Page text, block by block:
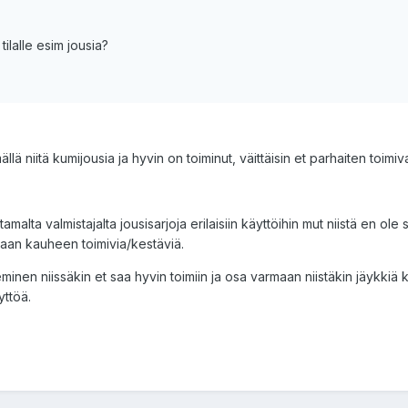
esim jousia?
niitä kumijousia ja hyvin on toiminut, väittäisin et parhaiten
valmistajalta jousisarjoja erilaisiin käyttöihin mut niistä en
kauheen toimivia/kestäviä.
niissäkin et saa hyvin toimiin ja osa varmaan niistäkin